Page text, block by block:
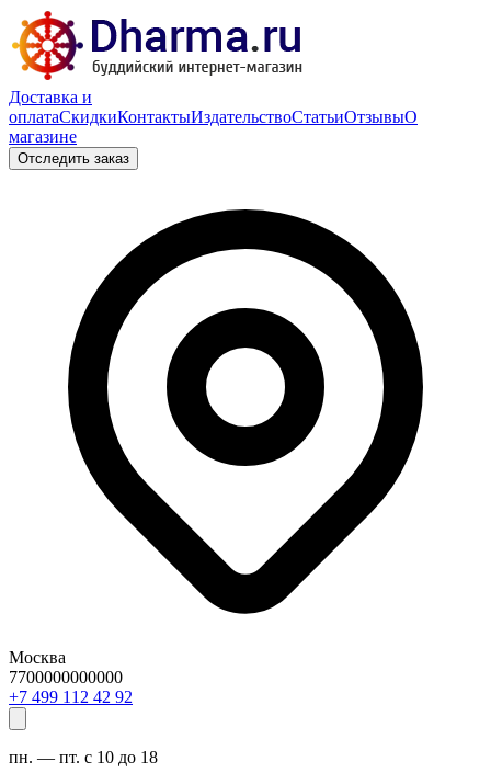
Доставка и
оплатаСкидкиКонтактыИздательствоСтатьиОтзывыО
магазине
Отследить заказ
Москва
7700000000000
29 24 211 994 7+
пн. — пт. с 10 до 18